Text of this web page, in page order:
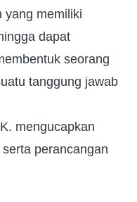
yang memiliki
dapat
seorang
tanggung jawab
mengucapkan
perancangan